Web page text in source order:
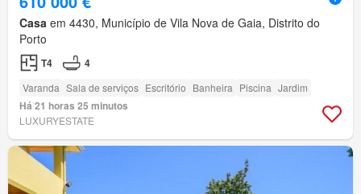
Casa em 4430, Município de Vila Nova de Gaia, Distrito do
Porto
T4 4
Varanda Sala de serviços Escritório Banheira Piscina Jardim
Há 21 horas 25 minutos
LUXURYESTATE